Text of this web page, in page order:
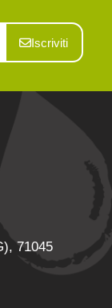
Iscriviti
71045